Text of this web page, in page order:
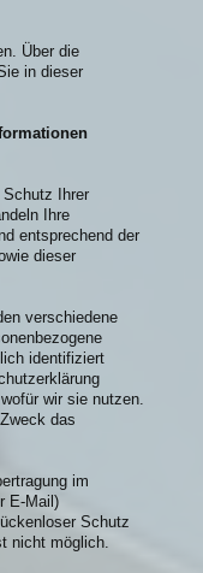
Über die
in dieser
Schutz Ihrer
Ihre
entsprechend der
dieser
verschiedene
identifiziert
wir sie nutzen.
das
im
E-Mail)
Schutz
nicht möglich.